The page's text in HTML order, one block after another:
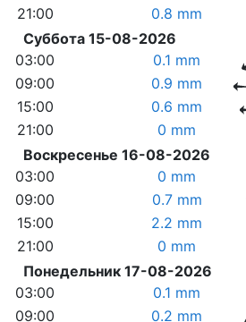
21:00
0.8 mm
Суббота 15-08-2026
03:00
0.1 mm
09:00
0.9 mm
15:00
0.6 mm
21:00
0 mm
Воскресенье 16-08-2026
03:00
0 mm
09:00
0.7 mm
15:00
2.2 mm
21:00
0 mm
Понедельник 17-08-2026
03:00
0.1 mm
09:00
0.2 mm